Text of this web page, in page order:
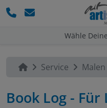
Wähle
Service
Book Log -